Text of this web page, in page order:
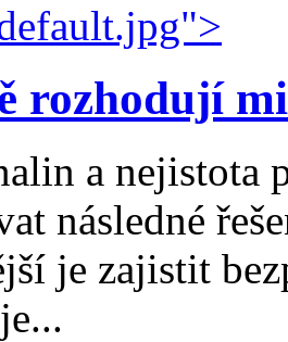
rozhodují
a nejistota
následné
je zajistit